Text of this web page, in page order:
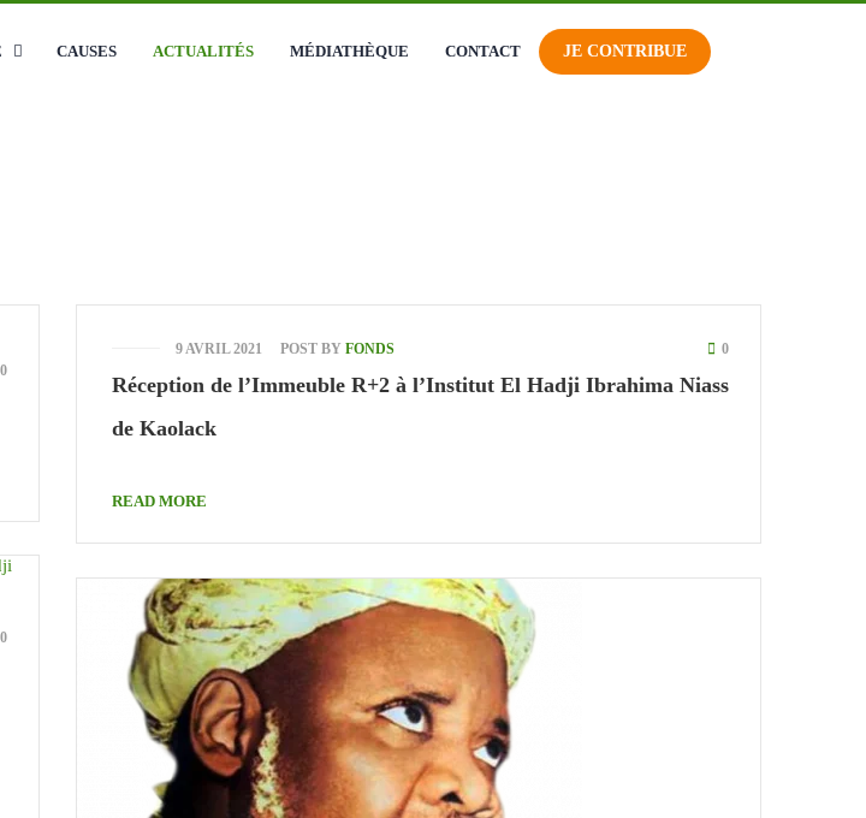
Mes contributions
CAUSES ACTUALITÉS MÉDIATHÈQUE CONTACT JE CONTRIBUE
0
9 AVRIL 2021 POST BY FONDS 0
Réception de l’Immeuble R+2 à l’Institut El Hadji Ibrahima Niass
de Kaolack
READ MORE
0